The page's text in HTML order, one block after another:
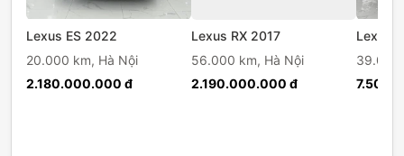
Lexus ES 2022
20.000 km, Hà Nội
2.180.000.000 đ
Lexus RX 2017
56.000 km, Hà Nội
2.190.000.000 đ
Lexus